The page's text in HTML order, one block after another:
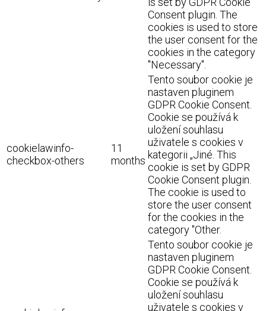
Consent plugin. The
cookies is used to store
the user consent for the
cookies in the category
"Necessary".
cookielawinfo-
checkbox-others
11
months
Tento soubor cookie je
nastaven pluginem
GDPR Cookie Consent.
Cookie se používá k
uložení souhlasu
uživatele s cookies v
kategorii „Jiné. This
cookie is set by GDPR
Cookie Consent plugin.
The cookie is used to
store the user consent
for the cookies in the
category "Other.
Tento soubor cookie je
nastaven pluginem
GDPR Cookie Consent.
Cookie se používá k
uložení souhlasu
uživatele s cookies v